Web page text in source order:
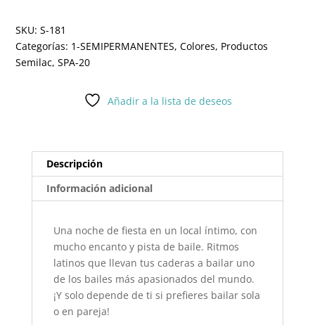
SKU:S-181
Categorías: 1-SEMIPERMANENTES,Colores, Productos
Semilac,SPA-20
Añadir a la lista de deseos
Descripción
Información adicional
Una noche de fiesta en un local íntimo, con
mucho encanto y pista de baile. Ritmos
latinos que llevan tus caderas a bailar uno
de los bailes más apasionados del mundo.
¡Y solo depende de ti si prefieres bailar sola
o en pareja!